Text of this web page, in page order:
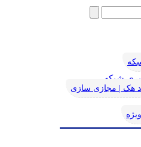
شبکه
هک | مجازی سازی